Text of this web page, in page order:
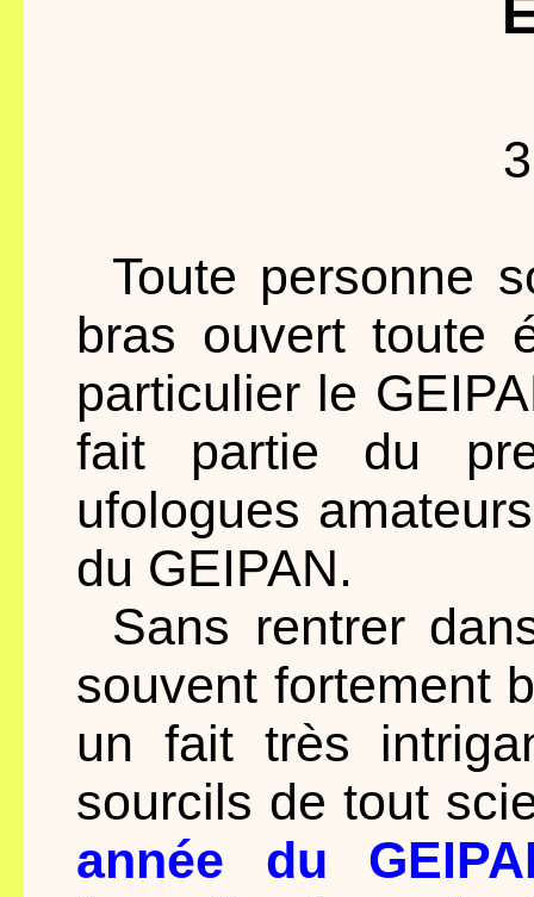
Toute personne
bras ouvert toute
particulier le
fait partie du
ufologues
du GEIPAN.
Sans rentrer
souvent fortement
un fait très
sourcils de tout
année du